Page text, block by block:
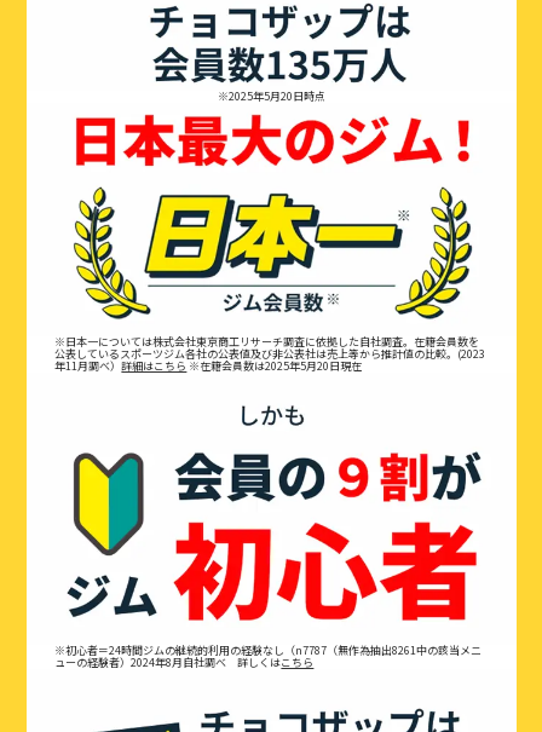
※2025年5月20日時点
※日本一については株式会社東京商工リサーチ調査に依拠した自社調査。在籍会員数を
公表しているスポーツジム各社の公表値及び非公表社は売上等から推計値の比較。(2023
年11月調べ）詳細はこちら ※在籍会員数は2025年5月20日現在
※初心者＝24時間ジムの継続的利用の経験なし（n7787（無作為抽出8261中の該当メニ
ューの経験者）2024年8月自社調べ 詳しくはこちら